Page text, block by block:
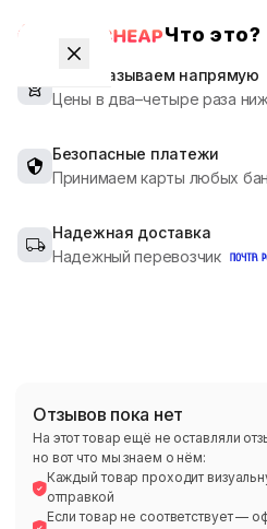
Что это?
Мы заказываем напрямую
Цены в два–четыре раза
Безопасные платежи
Принимаем карты любых
Надежная доставка
Надежный перевозчик
Отзывов пока нет
На этот товар ещё не оставляли
но вот что мы знаем о нём:
Каждый товар проходит
отправкой
Если товар не соответствует —